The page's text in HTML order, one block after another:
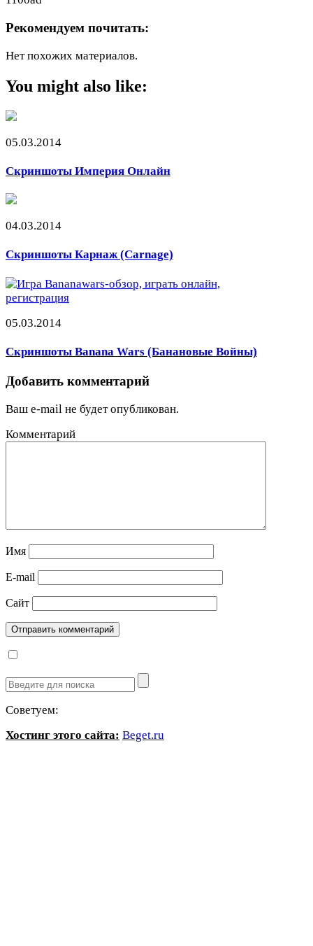
Рекомендуем почитать:
Нет похожих материалов.
You might also like:
05.03.2014
Скриншоты Империя Онлайн
04.03.2014
Скриншоты Карнаж (Carnage)
05.03.2014
Скриншоты Banana Wars (Банановые Войны)
Добавить комментарий
Ваш e-mail не будет опубликован.
Комментарий
Имя
E-mail
Сайт
Советуем:
Хостинг этого сайта: Beget.ru